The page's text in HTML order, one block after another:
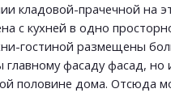
кладовой-прачечной на
с кухней в одно
гостиной размещены
главному фасаду фасад, но
половине дома. Отсюда